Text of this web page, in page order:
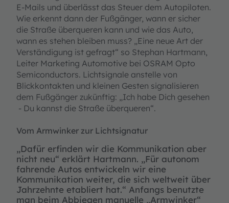
E-Mails und überlässt das Steuer dem Autopiloten.
Wie erkennt dann der Fußgänger, wann er sicher
die Straße überqueren kann und wie das Auto,
wann es stehen bleiben muss? „Eine neue Art der
Verständigung ist gefragt“ so Stephan Hartmann,
Leiter Marketing Automotive bei OSRAM Opto
Semiconductors. Lichtsignale anstelle von
Blickkontakten und kleinen Gesten signalisieren
dem Fußgänger zukünftig: „Ich habe Dich gesehen
- Du kannst die Straße überqueren“.
Vom Armwinker zur Lichtsignatur
„Dafür erfinden wir die Kommunikation aber
nicht neu“ erklärt Hartmann. „Für autonom
fahrende Autos entwickeln wir eine
Kommunikation weiter, die sich weltweit über
Jahrzehnte etabliert hat.“ Anfangs benutzte
man beim Abbiegen manuelle „Armwinker“